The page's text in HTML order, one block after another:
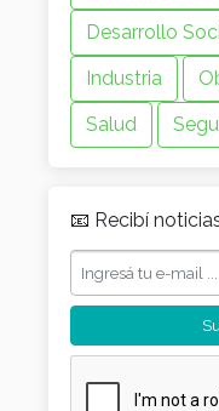
Desarrollo
Industria
Salud
📧 Recibí